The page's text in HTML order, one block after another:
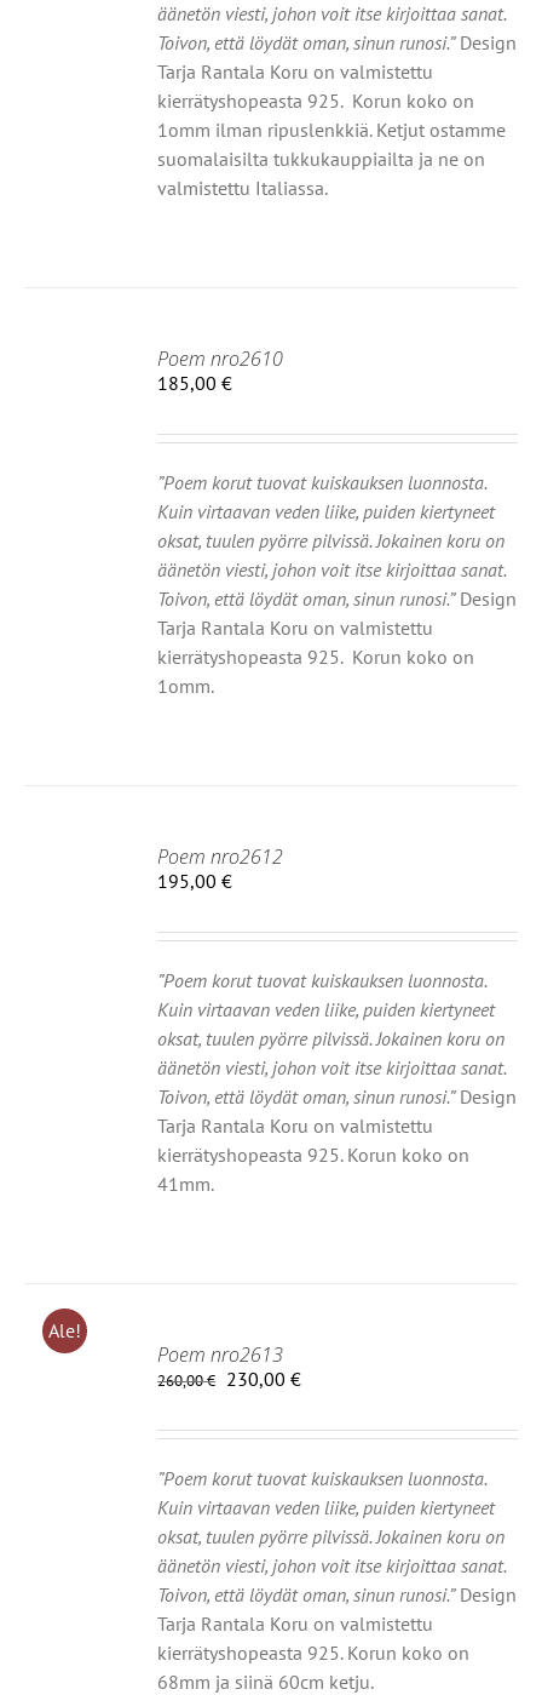
äänetön viesti, johon voit itse kirjoittaa sanat.
Toivon, että löydät oman, sinun runosi.”Design
Tarja Rantala Koru on valmistettu
kierrätyshopeasta 925. Korun koko on
1omm ilman ripuslenkkiä. Ketjut ostamme
suomalaisilta tukkukauppiailta ja ne on
valmistettu Italiassa.
Poem nro2610
185,00€
”Poem korut tuovat kuiskauksen luonnosta.
Kuin virtaavan veden liike, puiden kiertyneet
oksat, tuulen pyörre pilvissä. Jokainen koru on
äänetön viesti, johon voit itse kirjoittaa sanat.
Toivon, että löydät oman, sinun runosi.”Design
Tarja Rantala Koru on valmistettu
kierrätyshopeasta 925. Korun koko on
1omm.
Poem nro2612
195,00€
”Poem korut tuovat kuiskauksen luonnosta.
Kuin virtaavan veden liike, puiden kiertyneet
oksat, tuulen pyörre pilvissä. Jokainen koru on
äänetön viesti, johon voit itse kirjoittaa sanat.
Toivon, että löydät oman, sinun runosi.”Design
Tarja Rantala Koru on valmistettu
kierrätyshopeasta 925. Korun koko on
41mm.
Ale!
Poem nro2613
260,00€ Alkuperäinen
oli:
230,00€Nykyinen
on:
”Poem korut tuovat kuiskauksen luonnosta.
Kuin virtaavan veden liike, puiden kiertyneet
oksat, tuulen pyörre pilvissä. Jokainen koru on
äänetön viesti, johon voit itse kirjoittaa sanat.
Toivon, että löydät oman, sinun runosi.”Design
Tarja Rantala Koru on valmistettu
kierrätyshopeasta 925. Korun koko on
68mm ja siinä 60cm ketju.